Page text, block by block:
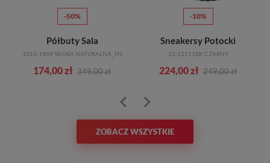
-50%
Półbuty Sala
1013-1969 SKÓRA NATURALNA_TN
174,00 zł 349,00 zł
-10%
Sneakersy Potocki
22-12111BK CZARNY
224,00 zł 249,00 zł
ZOBACZ WSZYSTKIE